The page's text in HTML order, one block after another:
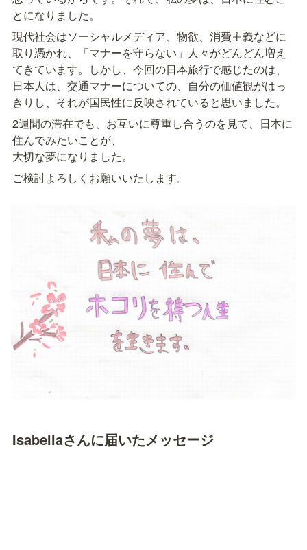
とになりました。
現代社会はソーシャルメディア、物欲、消費主義などに
取り憑かれ、「マナーを守らない」人々がどんどん増え
てきています。しかし、今回の日本旅行で感じたのは、
日本人は、交通マナーについての、自分の価値観がはっ
きりし、それが国民性に反映されていると思いました。
2週間の滞在でも、お互いに尊重し合うのを見て、日本に
住んでみたいことが、
大切な夢になりました。
ご検討よろしくお願いいたします。
Isabellaさんに届いたメッセージ